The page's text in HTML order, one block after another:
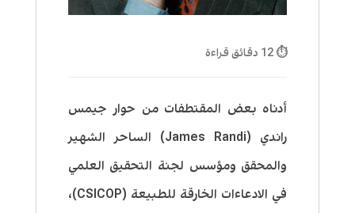
⏱ 12 دقائق قراءة
أدناه بعض المقتطفات من حوار جيمس
راندي (James Randi) الساحر الشهير
والمحقق ومؤسس لجنة التحقيق العلمي
في الادعاءات الخارقة للطبيعة (CSICOP)،